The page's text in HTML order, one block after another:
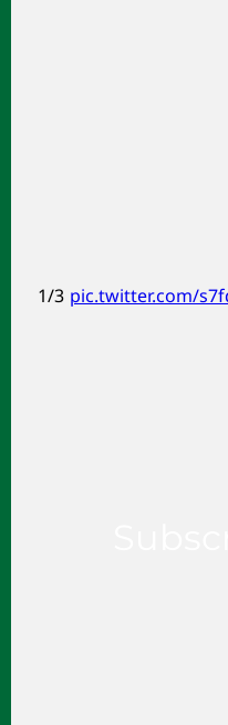
1/3pic.twitter.com/